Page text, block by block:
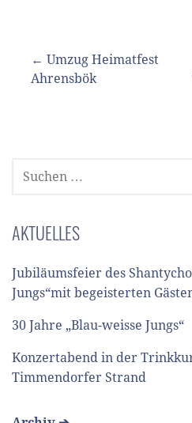
Beitragsnavigation
← Umzug Heimatfest
Ahrensbök
SUCHEN
NACH:
AKTUELLES
Jubiläumsfeier des
Jungs“mit begeisterten
30 Jahre „Blau-weisse Jungs“
Konzertabend in der
Timmendorfer Strand